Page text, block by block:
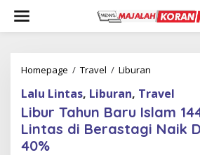
w
Homepage / Travel / Liburan
b
u
r
T
Lalu Lintas, Liburan, Travel
Libur Tahun Baru Islam
Lintas di Berastagi Naik
40%